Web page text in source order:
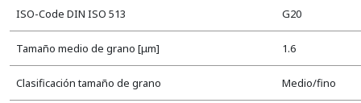
ISO-Code DIN ISO 513 G20
Tamaño medio de grano [μm] 1.6
Clasificación tamaño de grano Medio/fino